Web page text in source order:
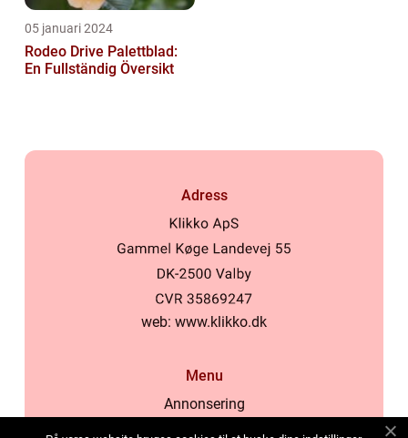
05 januari 2024
Rodeo Drive Palettblad:
En Fullständig Översikt
Adress
web: www.klikko.dk
Menu
Annonsering